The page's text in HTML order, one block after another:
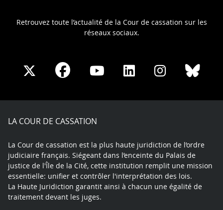
Retrouvez toute l’actualité de la Cour de cassation sur les
réseaux sociaux.
Share
X
Share
Facebook
Share
Youtube
Share
LinkedIn
Share
Instagram
LA COUR DE CASSATION
La Cour de cassation est la plus haute juridiction de l’ordre
judiciaire français. Siégeant dans l’enceinte du Palais de
justice de l'Île de la Cité, cette institution remplit une mission
essentielle: unifier et contrôler l'interprétation des lois.
La Haute Juridiction garantit ainsi à chacun une égalité de
traitement devant les juges.